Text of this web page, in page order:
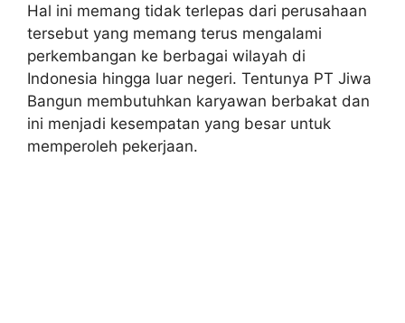
Hal ini memang tidak terlepas dari perusahaan
tersebut yang memang terus mengalami
perkembangan ke berbagai wilayah di
Indonesia hingga luar negeri. Tentunya PT Jiwa
Bangun membutuhkan karyawan berbakat dan
ini menjadi kesempatan yang besar untuk
memperoleh pekerjaan.